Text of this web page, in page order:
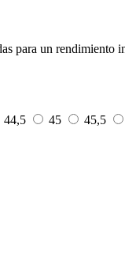
para un rendimiento
44,5 45 45,5